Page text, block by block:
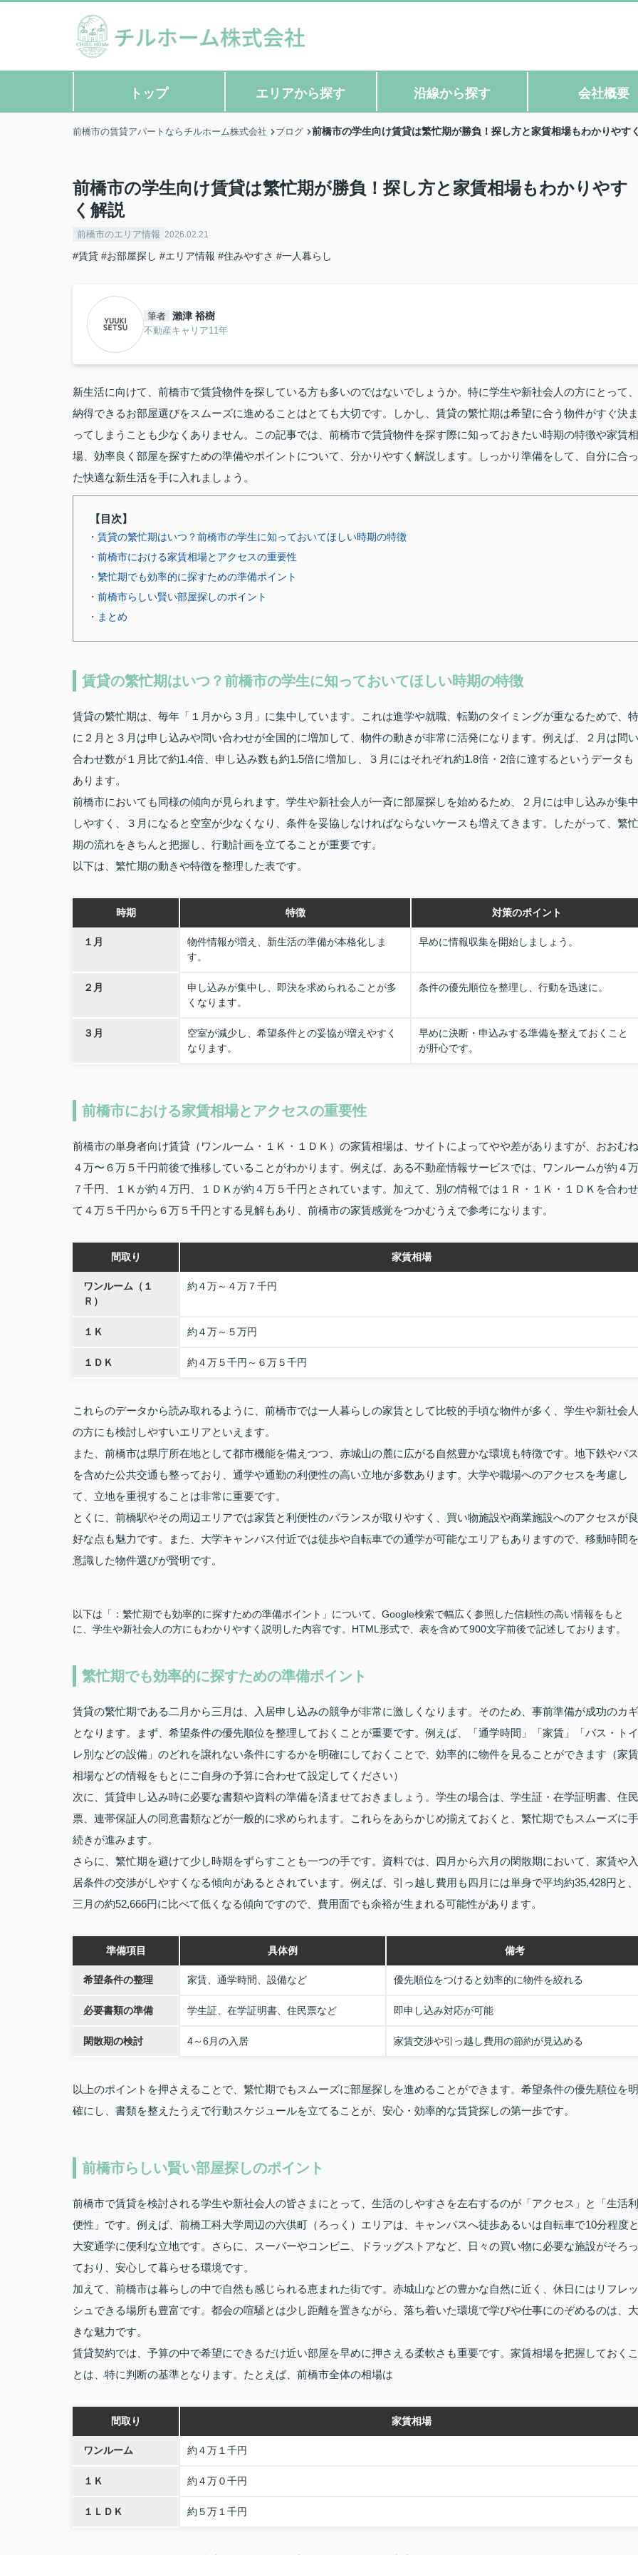
トップ エリアから探す 沿線から探す 会社概要
前橋市の賃貸アパートならチルホーム株式会社 ブログ 前橋市の学生向け賃貸は繁忙期が勝負！探し方と家賃相場もわかりやす
前橋市の学生向け賃貸は繁忙期が勝負！探し方と家賃相場もわかりやす
く解説
前橋市のエリア情報 2026.02.21
#賃貸 #お部屋探し #エリア情報 #住みやすさ #一人暮らし
筆者 瀨津 裕樹
不動産キャリア11年
新生活に向けて、前橋市で賃貸物件を探している方も多いのではないでしょうか。特に学生や新社会人の方にとって、
納得できるお部屋選びをスムーズに進めることはとても大切です。しかし、賃貸の繁忙期は希望に合う物件がすぐ決ま
ってしまうことも少なくありません。この記事では、前橋市で賃貸物件を探す際に知っておきたい時期の特徴や家賃相
場、効率良く部屋を探すための準備やポイントについて、分かりやすく解説します。しっかり準備をして、自分に合っ
た快適な新生活を手に入れましょう。
【目次】
・賃貸の繁忙期はいつ？前橋市の学生に知っておいてほしい時期の特徴
・前橋市における家賃相場とアクセスの重要性
・繁忙期でも効率的に探すための準備ポイント
・前橋市らしい賢い部屋探しのポイント
・まとめ
賃貸の繁忙期はいつ？前橋市の学生に知っておいてほしい時期の特徴
賃貸の繁忙期は、毎年「１月から３月」に集中しています。これは進学や就職、転勤のタイミングが重なるためで、特
に２月と３月は申し込みや問い合わせが全国的に増加して、物件の動きが非常に活発になります。例えば、２月は問い
合わせ数が１月比で約1.4倍、申し込み数も約1.5倍に増加し、３月にはそれぞれ約1.8倍・2倍に達するというデータも
あります。
前橋市においても同様の傾向が見られます。学生や新社会人が一斉に部屋探しを始めるため、２月には申し込みが集中
しやすく、３月になると空室が少なくなり、条件を妥協しなければならないケースも増えてきます。したがって、繁忙
期の流れをきちんと把握し、行動計画を立てることが重要です。
以下は、繁忙期の動きや特徴を整理した表です。
時期 特徴 対策のポイント
１月
物件情報が増え、新生活の準備が本格化しま
す。
早めに情報収集を開始しましょう。
２月
申し込みが集中し、即決を求められることが多
くなります。
条件の優先順位を整理し、行動を迅速に。
３月
空室が減少し、希望条件との妥協が増えやすく
なります。
早めに決断・申込みする準備を整えておくこと
が肝心です。
前橋市における家賃相場とアクセスの重要性
前橋市の単身者向け賃貸（ワンルーム・１Ｋ・１ＤＫ）の家賃相場は、サイトによってやや差がありますが、おおむね
４万〜６万５千円前後で推移していることがわかります。例えば、ある不動産情報サービスでは、ワンルームが約４万
７千円、１Ｋが約４万円、１ＤＫが約４万５千円とされています。加えて、別の情報では１Ｒ・１Ｋ・１ＤＫを合わせ
て４万５千円から６万５千円とする見解もあり、前橋市の家賃感覚をつかむうえで参考になります。
間取り 家賃相場
ワンルーム（１
Ｒ）
約４万～４万７千円
１Ｋ 約４万～５万円
１ＤＫ 約４万５千円～６万５千円
これらのデータから読み取れるように、前橋市では一人暮らしの家賃として比較的手頃な物件が多く、学生や新社会人
の方にも検討しやすいエリアといえます。
また、前橋市は県庁所在地として都市機能を備えつつ、赤城山の麓に広がる自然豊かな環境も特徴です。地下鉄やバス
を含めた公共交通も整っており、通学や通勤の利便性の高い立地が多数あります。大学や職場へのアクセスを考慮し
て、立地を重視することは非常に重要です。
とくに、前橋駅やその周辺エリアでは家賃と利便性のバランスが取りやすく、買い物施設や商業施設へのアクセスが良
好な点も魅力です。また、大学キャンパス付近では徒歩や自転車での通学が可能なエリアもありますので、移動時間を
意識した物件選びが賢明です。
以下は「：繁忙期でも効率的に探すための準備ポイント」について、Google検索で幅広く参照した信頼性の高い情報をもと
に、学生や新社会人の方にもわかりやすく説明した内容です。HTML形式で、表を含めて900文字前後で記述しております。
繁忙期でも効率的に探すための準備ポイント
賃貸の繁忙期である二月から三月は、入居申し込みの競争が非常に激しくなります。そのため、事前準備が成功のカギ
となります。まず、希望条件の優先順位を整理しておくことが重要です。例えば、「通学時間」「家賃」「バス・トイ
レ別などの設備」のどれを譲れない条件にするかを明確にしておくことで、効率的に物件を見ることができます（家賃
相場などの情報をもとにご自身の予算に合わせて設定してください）
次に、賃貸申し込み時に必要な書類や資料の準備を済ませておきましょう。学生の場合は、学生証・在学証明書、住民
票、連帯保証人の同意書類などが一般的に求められます。これらをあらかじめ揃えておくと、繁忙期でもスムーズに手
続きが進みます。
さらに、繁忙期を避けて少し時期をずらすことも一つの手です。資料では、四月から六月の閑散期において、家賃や入
居条件の交渉がしやすくなる傾向があるとされています。例えば、引っ越し費用も四月には単身で平均約35,428円と、
三月の約52,666円に比べて低くなる傾向ですので、費用面でも余裕が生まれる可能性があります。
準備項目 具体例 備考
希望条件の整理 家賃、通学時間、設備など 優先順位をつけると効率的に物件を絞れる
必要書類の準備 学生証、在学証明書、住民票など 即申し込み対応が可能
閑散期の検討 4～6月の入居 家賃交渉や引っ越し費用の節約が見込める
以上のポイントを押さえることで、繁忙期でもスムーズに部屋探しを進めることができます。希望条件の優先順位を明
確にし、書類を整えたうえで行動スケジュールを立てることが、安心・効率的な賃貸探しの第一歩です。
前橋市らしい賢い部屋探しのポイント
前橋市で賃貸を検討される学生や新社会人の皆さまにとって、生活のしやすさを左右するのが「アクセス」と「生活利
便性」です。例えば、前橋工科大学周辺の六供町（ろっく）エリアは、キャンパスへ徒歩あるいは自転車で10分程度と
大変通学に便利な立地です。さらに、スーパーやコンビニ、ドラッグストアなど、日々の買い物に必要な施設がそろっ
ており、安心して暮らせる環境です。
加えて、前橋市は暮らしの中で自然も感じられる恵まれた街です。赤城山などの豊かな自然に近く、休日にはリフレッ
シュできる場所も豊富です。都会の喧騒とは少し距離を置きながら、落ち着いた環境で学びや仕事にのぞめるのは、大
きな魅力です。
賃貸契約では、予算の中で希望にできるだけ近い部屋を早めに押さえる柔軟さも重要です。家賃相場を把握しておくこ
とは、特に判断の基準となります。たとえば、前橋市全体の相場は
間取り 家賃相場
ワンルーム 約４万１千円
１Ｋ 約４万０千円
１ＬＤＫ 約５万１千円